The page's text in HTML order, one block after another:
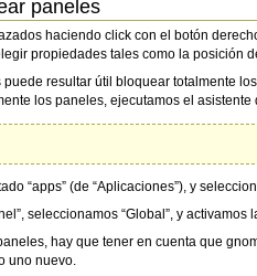
paneles
haciendo click con el botón
propiedades tales como la posición
puede resultar útil bloquear totalmente
los paneles, ejecutamos el
“apps” (de “Aplicaciones”), y
seleccionamos “Global”, y
hay que tener en cuenta que
uno nuevo.